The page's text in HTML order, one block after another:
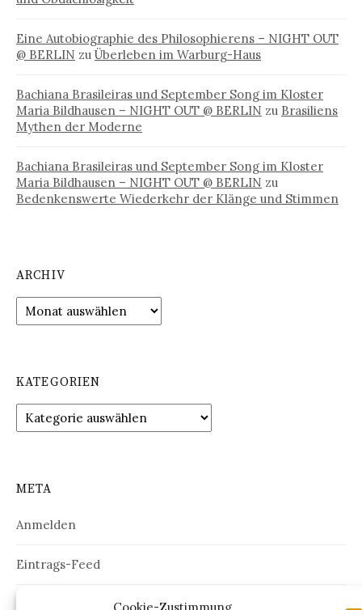
Eine Autobiographie des Philosophierens – NIGHT OUT
@ BERLIN zu Überleben im Warburg-Haus
Bachiana Brasileiras und September Song im Kloster
Maria Bildhausen – NIGHT OUT @ BERLIN zu Brasiliens
Mythen der Moderne
Bachiana Brasileiras und September Song im Kloster
Maria Bildhausen – NIGHT OUT @ BERLIN zu
Bedenkenswerte Wiederkehr der Klänge und Stimmen
ARCHIV
Archiv
KATEGORIEN
Kategorien
META
Anmelden
Eintrags-Feed
Kommentar-Feed